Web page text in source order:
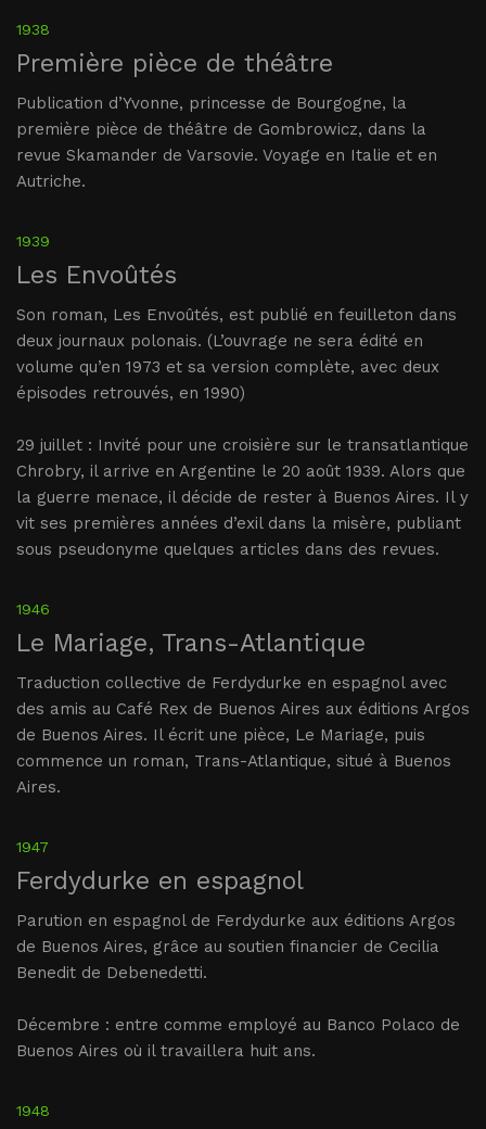
1938
Première pièce de théâtre
Publication d’Yvonne, princesse de Bourgogne, la
première pièce de théâtre de Gombrowicz, dans la
revue Skamander de Varsovie. Voyage en Italie et en
Autriche.
1939
Les Envoûtés
Son roman, Les Envoûtés, est publié en feuilleton dans
deux journaux polonais. (L’ouvrage ne sera édité en
volume qu’en 1973 et sa version complète, avec deux
épisodes retrouvés, en 1990)
29 juillet : Invité pour une croisière sur le transatlantique
Chrobry, il arrive en Argentine le 20 août 1939. Alors que
la guerre menace, il décide de rester à Buenos Aires. Il y
vit ses premières années d’exil dans la misère, publiant
sous pseudonyme quelques articles dans des revues.
1946
Le Mariage, Trans-Atlantique
Traduction collective de Ferdydurke en espagnol avec
des amis au Café Rex de Buenos Aires aux éditions Argos
de Buenos Aires. Il écrit une pièce, Le Mariage, puis
commence un roman, Trans-Atlantique, situé à Buenos
Aires.
1947
Ferdydurke en espagnol
Parution en espagnol de Ferdydurke aux éditions Argos
de Buenos Aires, grâce au soutien financier de Cecilia
Benedit de Debenedetti.
Décembre : entre comme employé au Banco Polaco de
Buenos Aires où il travaillera huit ans.
1948